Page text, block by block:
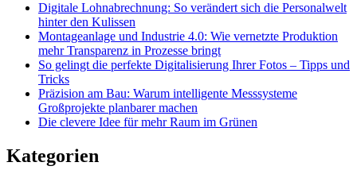
Digitale Lohnabrechnung: So verändert sich die Personalwelt
hinter den Kulissen
Montageanlage und Industrie 4.0: Wie vernetzte Produktion
mehr Transparenz in Prozesse bringt
So gelingt die perfekte Digitalisierung Ihrer Fotos – Tipps und
Tricks
Präzision am Bau: Warum intelligente Messsysteme
Großprojekte planbarer machen
Die clevere Idee für mehr Raum im Grünen
Kategorien